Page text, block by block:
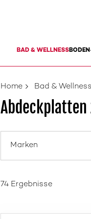
BAD & WELLNESS
Home Bad & Wellness
Abdeckplatten
Marken
74 Ergebnisse